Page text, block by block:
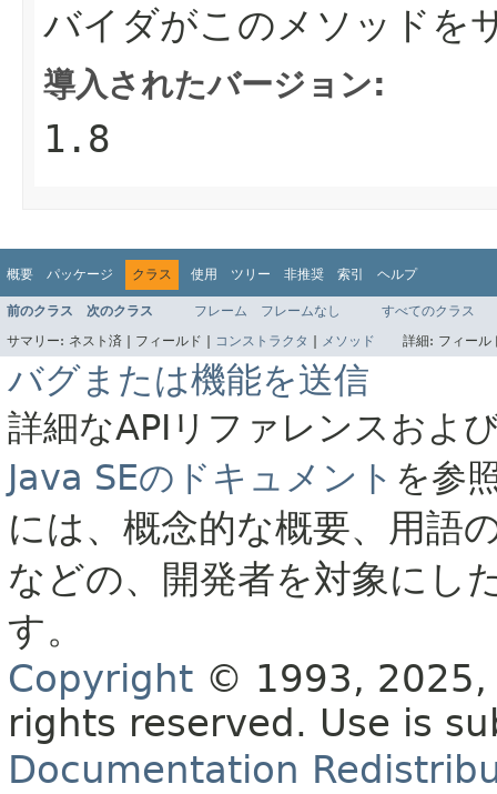
バイダがこのメソッドを
導入されたバージョン:
1.8
概要 パッケージ クラス 使用 ツリー 非推奨 索引 ヘルプ
前のクラス 次のクラス フレーム フレームなし
すべてのクラス
サマリー: ネスト済 | フィールド | コンストラクタ メソッド 詳細: フィー
バグまたは機能を送信
詳細なAPIリファレンスおよ
Java SEのドキュメント を参
には、概念的な概要、用語
などの、開発者を対象にし
す。
Copyright © 1993,
rights reserved. Use is
Documentation